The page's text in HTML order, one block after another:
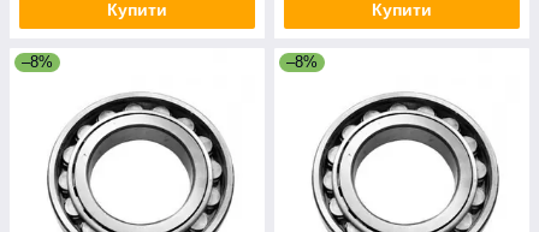
Купити Купити
–8% –8%